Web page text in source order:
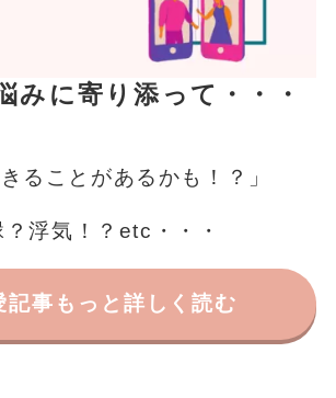
みに寄り添って・・・
きることがあるかも！？」
？浮気！？etc・・・
記事もっと詳しく読む